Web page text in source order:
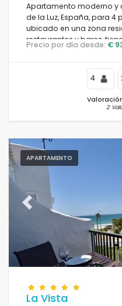
Apartamento moderno y
de la Luz, España, para
ubicado en una zona
restaurantes y bares,
de la playa de La Barrosa
Precio por día desde: €
4
2
APARTAMENTO
Previous
La Vista